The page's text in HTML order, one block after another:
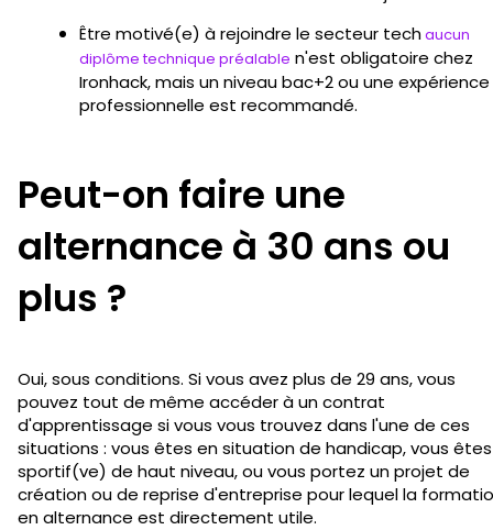
Être motivé(e) à rejoindre le secteur techaucun
diplôme technique préalable n'est obligatoire chez
Ironhack, mais un niveau bac+2 ou une expérience
professionnelle est recommandé.
Peut-on faire une
alternance à 30 ans ou
plus ?
Oui, sous conditions. Si vous avez plus de 29 ans, vous
pouvez tout de même accéder à un contrat
d'apprentissage si vous vous trouvez dans l'une de ces
situations : vous êtes en situation de handicap, vous êtes
sportif(ve) de haut niveau, ou vous portez un projet de
création ou de reprise d'entreprise pour lequel la
en alternance est directement utile.